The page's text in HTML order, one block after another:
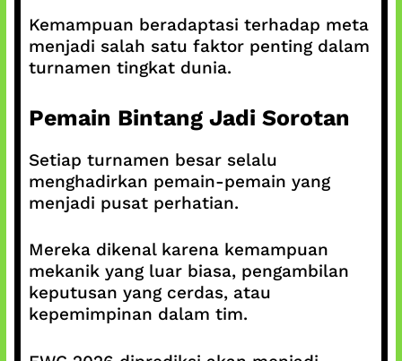
Kemampuan beradaptasi terhadap meta
menjadi salah satu faktor penting dalam
turnamen tingkat dunia.
Pemain Bintang Jadi Sorotan
Setiap turnamen besar selalu
menghadirkan pemain-pemain yang
menjadi pusat perhatian.
Mereka dikenal karena kemampuan
mekanik yang luar biasa, pengambilan
keputusan yang cerdas, atau
kepemimpinan dalam tim.